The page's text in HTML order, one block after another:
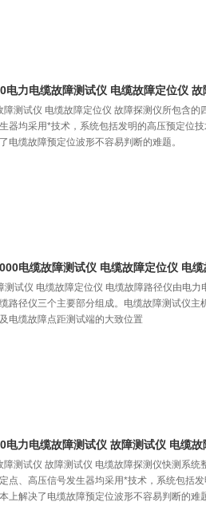
电力电缆故障测试仪 电缆故障定位仪 故
测试仪 电缆故障定位仪 故障探测仪所包含的
器均采用*技术，系统包括发明的高压预定位
电缆故障预定位波形不容易判断的难题。
电缆故障测试仪 电缆故障定位仪 电
测试仪 电缆故障定位仪 电缆故障路径仪由电力
路径仪三个主要部分组成。电缆故障测试仪主
电缆故障点距测试端的大致位置
电力电缆故障测试仪 故障测试仪 电缆故
障测试仪 故障测试仪 电缆故障探测仪快测系统
点、高压信号发生器均采用*技术，系统包括
上解决了电缆故障预定位波形不容易判断的难